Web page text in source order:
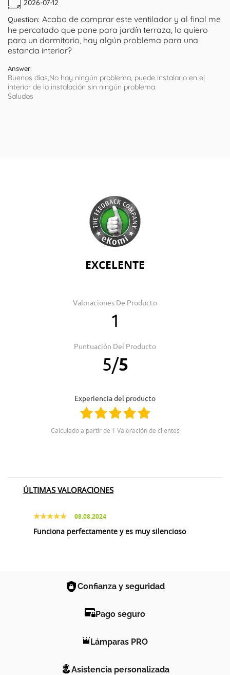
2026-07-12
Question: Acabo de comprar este ventilador y al final me
he percatado que pone para jardín terraza, lo quiero
para un dormitorio, hay algún problema para una
estancia interior?
Answer:
Buenos días,No hay ningún problema, puede instalarlo en el
interior de la instalación sin ningún problema.
Saludos
EXCELENTE
Valoraciones De Producto
1
Puntuación Del Producto
5/5
Experiencia del producto
Calculado a partir de 1 Valoración de clientes
ÚLTIMAS VALORACIONES
08.08.2024
Funciona perfectamente y es muy silencioso
Confianza y seguridad
Pago seguro
Lámparas PRO
Asistencia personalizada